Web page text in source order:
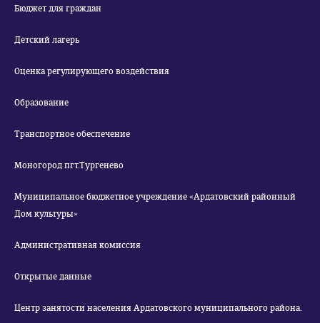
Бюджет для граждан
Детский лагерь
Оценка регулирующего воздействия
Образование
Транспортное обеспечение
Моногород пгт.Тургенево
Муниципальное бюджетное учреждение «Ардатовский районный
Дом культуры»
Административная комиссия
Открытые данные
Центр занятости населения Ардатовского муниципального района.